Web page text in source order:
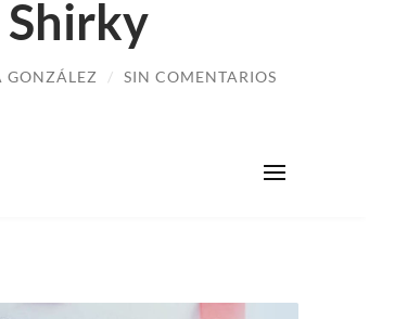
Shirky
GONZÁLEZ / SIN COMENTARIOS